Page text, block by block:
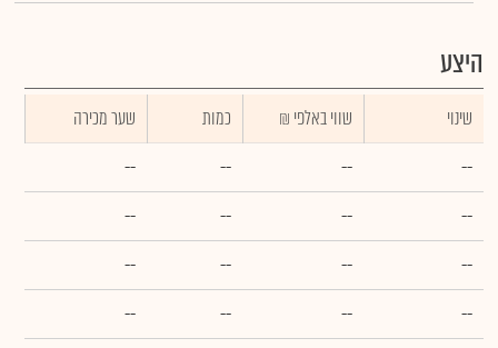
היצע
שינוי ₪ שווי באלפי כמות
שער מכירה
--
--
--
--
--
--
--
--
--
--
--
--
--
--
--
--